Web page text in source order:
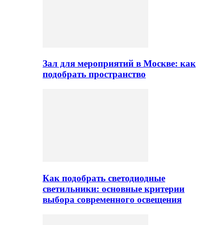
Зал для мероприятий в Москве: как
подобрать пространство
Как подобрать светодиодные
светильники: основные критерии
выбора современного освещения